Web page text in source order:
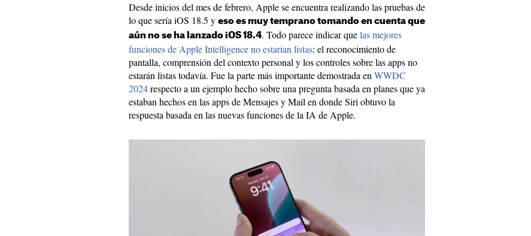
Desde inicios del mes de febrero, Apple se encuentra realizando las pruebas de
lo que sería iOS 18.5 y eso es muy temprano tomando en cuenta que
aún no se ha lanzado iOS 18.4. Todo parece indicar quelas mejores
funciones de Apple Intelligence no estarían listas: el reconocimiento de
pantalla, comprensión del contexto personal y los controles sobre las apps no
estarán listas todavía. Fue la parte más importante demostrada en WWDC
2024respecto a un ejemplo hecho sobre una pregunta basada en planes que ya
estaban hechos en las apps de Mensajes y Mail en donde Siri obtuvo la
respuesta basada en las nuevas funciones de la IA de Apple.